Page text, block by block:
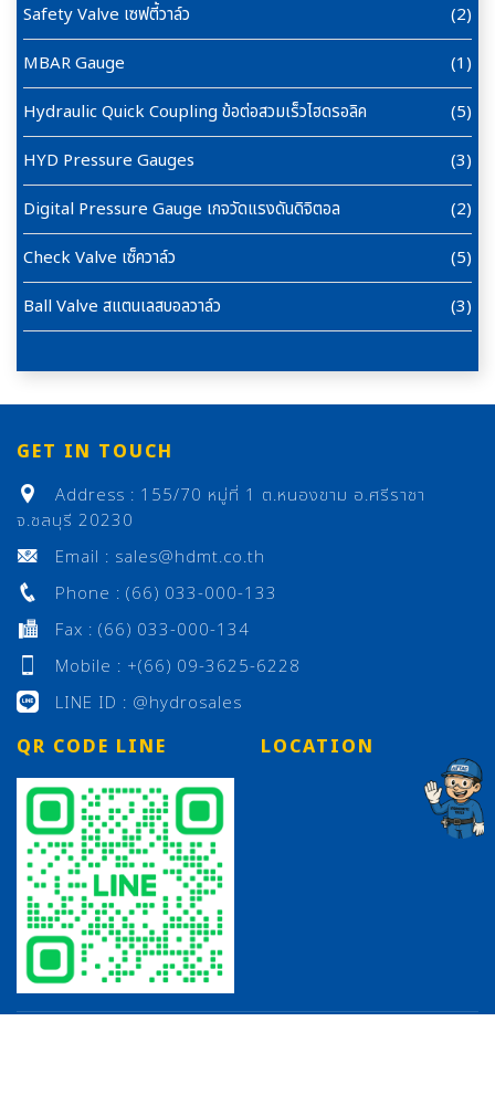
Safety Valve เซฟตี้วาล์ว
(2)
MBAR Gauge
(1)
Hydraulic Quick Coupling ข้อต่อสวมเร็วไฮดรอลิค
(5)
HYD Pressure Gauges
(3)
Digital Pressure Gauge เกจวัดแรงดันดิจิตอล
(2)
Check Valve เซ็ควาล์ว
(5)
Ball Valve สแตนเลสบอลวาล์ว
(3)
GET IN TOUCH
Address : 155/70 หมู่ที่ 1 ต.หนองขาม อ.ศรีราชา
จ.ชลบุรี 20230
Email : sales@hdmt.co.th
Phone : (66) 033-000-133
Fax : (66) 033-000-134
Mobile : +(66) 09-3625-6228
LINE ID : @hydrosales
QR CODE LINE LOCATION